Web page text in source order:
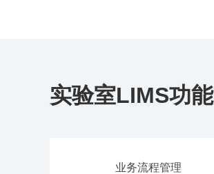
实验室LIMS功能
业务流程管理